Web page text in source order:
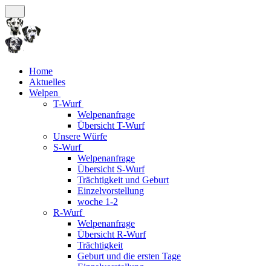
Home
Aktuelles
Welpen
T-Wurf
Welpenanfrage
Übersicht T-Wurf
Unsere Würfe
S-Wurf
Welpenanfrage
Übersicht S-Wurf
Trächtigkeit und Geburt
Einzelvorstellung
woche 1-2
R-Wurf
Welpenanfrage
Übersicht R-Wurf
Trächtigkeit
Geburt und die ersten Tage